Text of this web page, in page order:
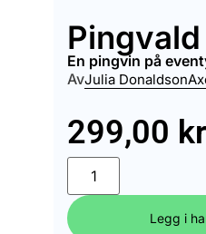
en pingvin på
AvJulia Donaldson
299,00 kr
Legg i